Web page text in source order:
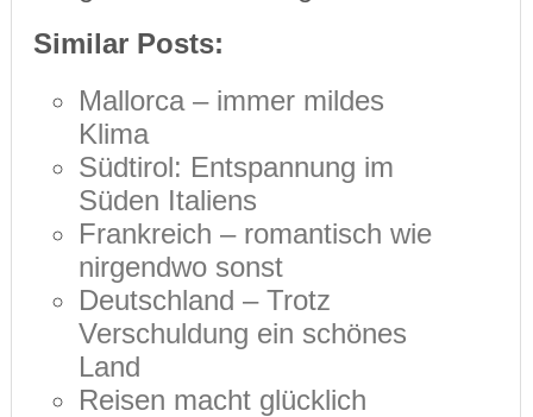
Similar Posts:
Mallorca – immer mildes
Klima
Südtirol: Entspannung im
Süden Italiens
Frankreich – romantisch wie
nirgendwo sonst
Deutschland – Trotz
Verschuldung ein schönes
Land
Reisen macht glücklich